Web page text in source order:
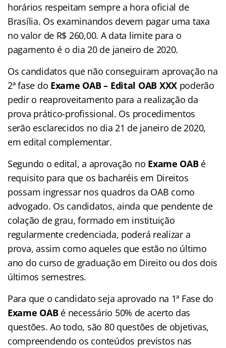
horários respeitam sempre a hora oficial de
Brasília. Os examinandos devem pagar uma taxa
no valor de R$ 260,00. A data limite para o
pagamento é o dia 20 de janeiro de 2020.
Os candidatos que não conseguiram aprovação na
2ª fase do Exame OAB – Edital OAB XXX poderão
pedir o reaproveitamento para a realização da
prova prático-profissional. Os procedimentos
serão esclarecidos no dia 21 de janeiro de 2020,
em edital complementar.
Segundo o edital, a aprovação no Exame OABé
requisito para que os bacharéis em Direitos
possam ingressar nos quadros da OAB como
advogado. Os candidatos, ainda que pendente de
colação de grau, formado em instituição
regularmente credenciada, poderá realizar a
prova, assim como aqueles que estão no último
ano do curso de graduação em Direito ou dos dois
últimos semestres.
Para que o candidato seja aprovado na 1ª Fase do
Exame OABé necessário 50% de acerto das
questões. Ao todo, são 80 questões de objetivas,
compreendendo os conteúdos previstos nas